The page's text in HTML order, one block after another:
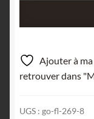
Le
Coudier,
Ambazac,
Vienne,
Ajouter à
retrouver dans
UGS : go-fl-269-8